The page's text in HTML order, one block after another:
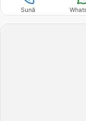
Sună